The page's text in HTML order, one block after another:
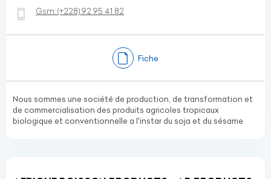
Gsm:(+228)92 95 41 82
Fiche
Nous sommes une société de production, de transformation et
de commercialisation des produits agricoles tropicaux
biologique et conventionnelle a l'instar du soja et du sésame